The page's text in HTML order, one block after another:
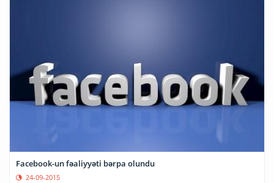
Facebook-un fəaliyyəti bərpa olundu
24-09-2015